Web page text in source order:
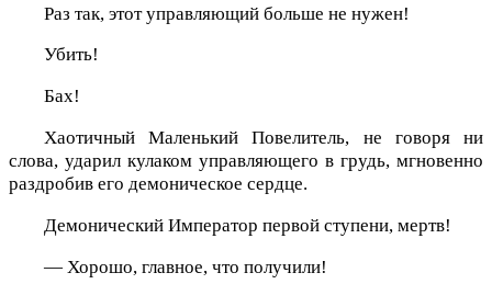
Раз так, этот управляющий больше не нужен!
Убить!
Бах!
Хаотичный Маленький Повелитель, не говоря ни
слова, ударил кулаком управляющего в грудь, мгновенно
раздробив его демоническое сердце.
Демонический Император первой ступени, мертв!
— Хорошо, главное, что получили!